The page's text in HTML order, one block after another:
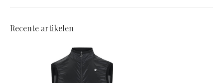
Recente artikelen